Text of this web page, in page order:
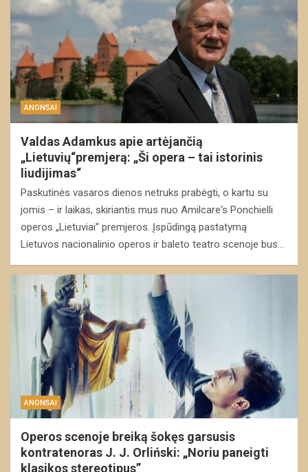
ANONSAI
Valdas Adamkus apie artėjančią
„Lietuvių“premjerą: „Ši opera – tai istorinis
liudijimas“
Paskutinės vasaros dienos netruks prabėgti, o kartu su
jomis – ir laikas, skiriantis mus nuo Amilcare‘s Ponchielli
operos „Lietuviai“ premjeros. Įspūdingą pastatymą
Lietuvos nacionalinio operos ir baleto teatro scenoje bus…
ANONSAI
Operos scenoje breiką šokęs garsusis
kontratenoras J. J. Orliński: „Noriu paneigti
klasikos stereotipus”